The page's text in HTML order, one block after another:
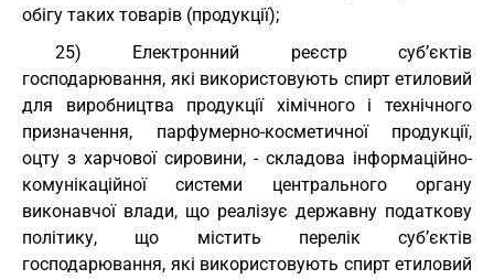
обігу таких товарів (продукції);
25) Електронний реєстр суб’єктів
господарювання, які використовують спирт етиловий
для виробництва продукції хімічного і технічного
призначення, парфумерно-косметичної продукції,
оцту з харчової сировини, - складова інформаційно-
комунікаційної системи центрального органу
виконавчої влади, що реалізує державну податкову
політику, що містить перелік суб’єктів
господарювання, які використовують спирт етиловий